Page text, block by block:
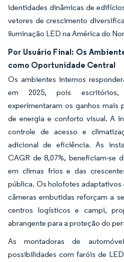
identidades dinâmicas de
vetores de crescimento
iluminação LED na América do
Por Usuário Final: Os
como Oportunidade Central
Os ambientes internos
em 2025, pois escritórios,
experimentaram os ganhos mais
de energia e conforto visual. A
controle de acesso e
adicional de eficiência. As
CAGR de 8,07%, beneficiam-se
em climas frios e das
pública. Os holofotes adaptativos
câmeras embutidas reforçam a
centros logísticos e campi,
abrangente para a proteção do
As montadoras de
possibilidades com faróis de